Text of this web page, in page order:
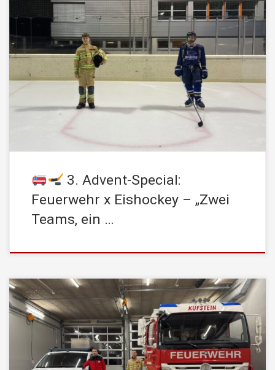
Zum 3. Advent möchten wir euch Tobias vorstellen, der zeigt, wie
man Ehrenamt und Hobby erfolgreich unter einen Hut bekommt!
Tobias ist nicht nur ein Mitglied der STADTFEUERWEHR
Kufstein, sondern auch aktiver Spieler bei den HC Kufstein
Dragons. Egal ob auf dem Eis oder im Einsatzwagen – er ist ein
3. Advent-Special:
Feuerwehr x Eishockey – „Zwei
Teams, ein …
Zum 2. Advent möchten wir euch die Geschichte von Thomas
erzählen, einem echten Allrounder, der sowohl bei der
STADTFEUERWEHR Kufstein als auch bei der Bergrettung
Kufstein engagiert ist! Thomas ist ein leidenschaftlicher Helfer –